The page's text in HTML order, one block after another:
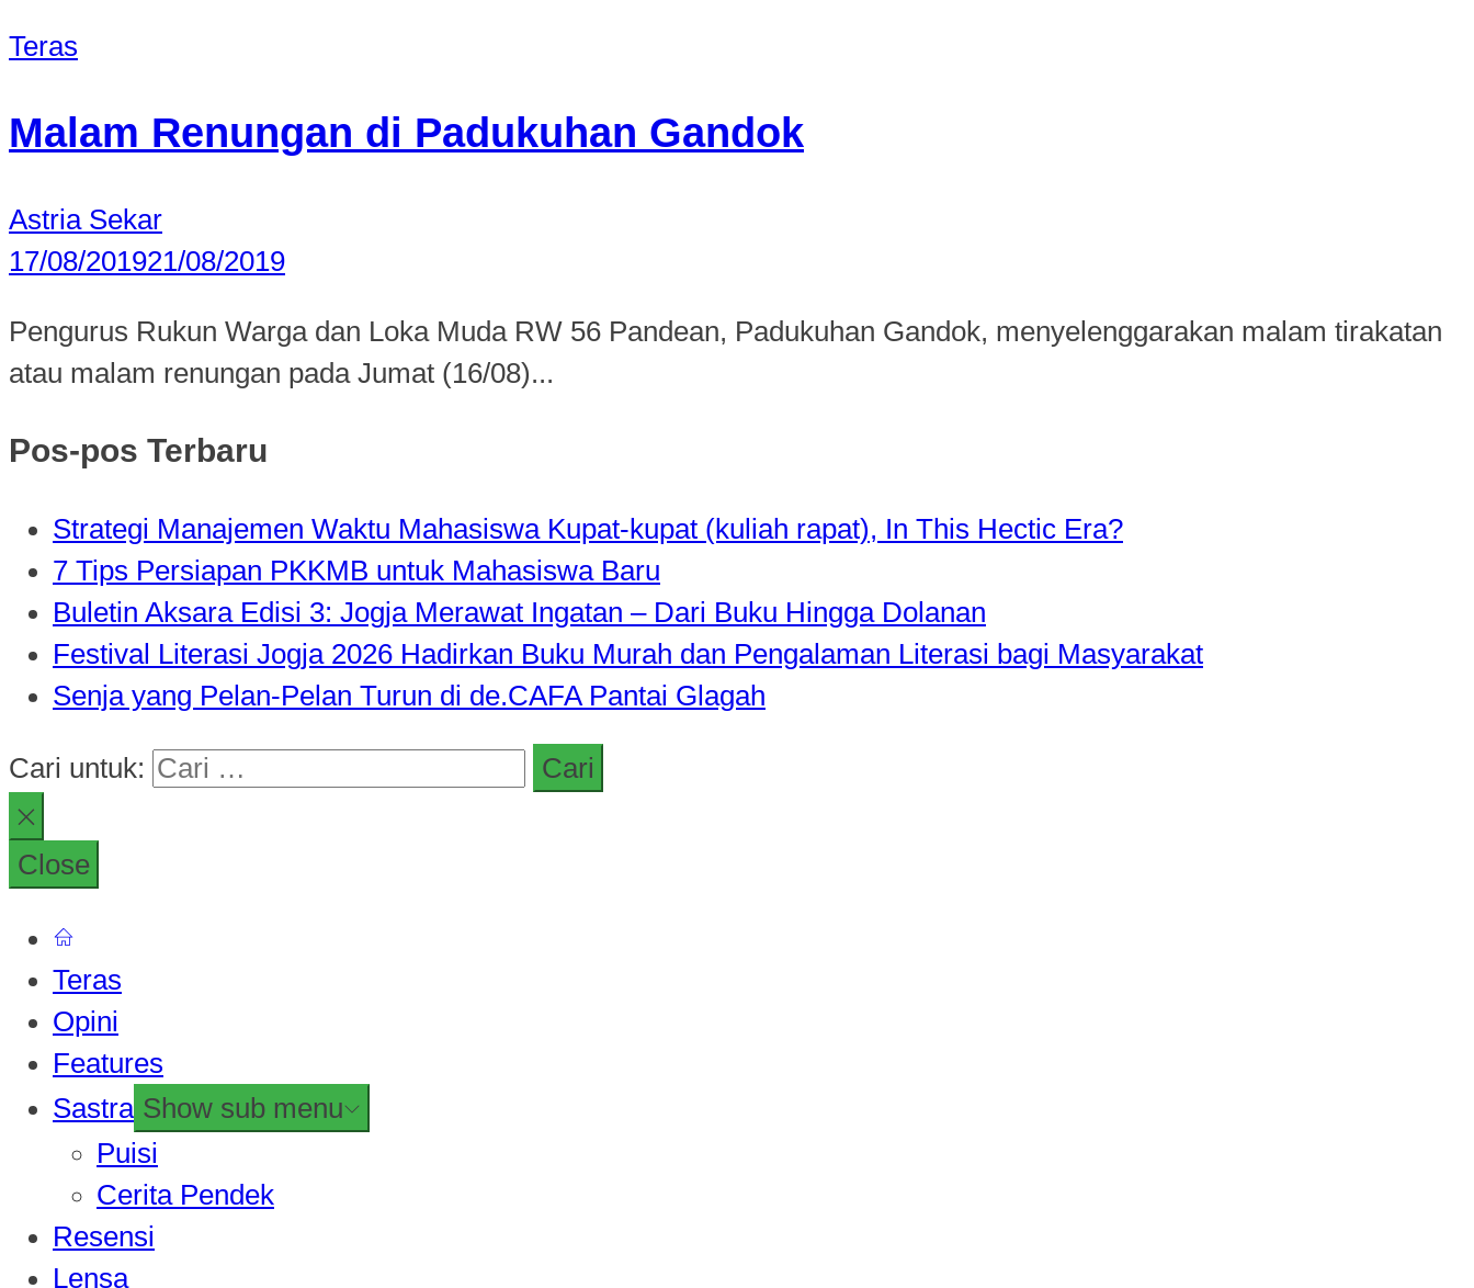
Teras
Malam Renungan di Padukuhan Gandok
Astria Sekar
17/08/201921/08/2019
Pengurus Rukun Warga dan Loka Muda RW 56 Pandean, Padukuhan Gandok, menyelenggarakan malam tirakatan
atau malam renungan pada Jumat (16/08)...
Pos-pos Terbaru
Strategi Manajemen Waktu Mahasiswa Kupat-kupat (kuliah rapat), In This Hectic Era?
7 Tips Persiapan PKKMB untuk Mahasiswa Baru
Buletin Aksara Edisi 3: Jogja Merawat Ingatan – Dari Buku Hingga Dolanan
Festival Literasi Jogja 2026 Hadirkan Buku Murah dan Pengalaman Literasi bagi Masyarakat
Senja yang Pelan-Pelan Turun di de.CAFA Pantai Glagah
Cari untuk:
Close
Teras
Opini
Features
Sastra Show sub menu
Puisi
Cerita Pendek
Resensi
Lensa